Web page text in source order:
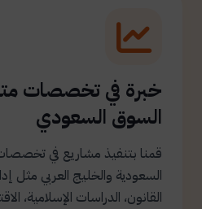
خبرة في تخصصات
السوق السعودي
قمنا بتنفيذ مشاريع في تخصصات
السعودية والخليج العربي مثل
القانون، الدراسات الإسلامية،